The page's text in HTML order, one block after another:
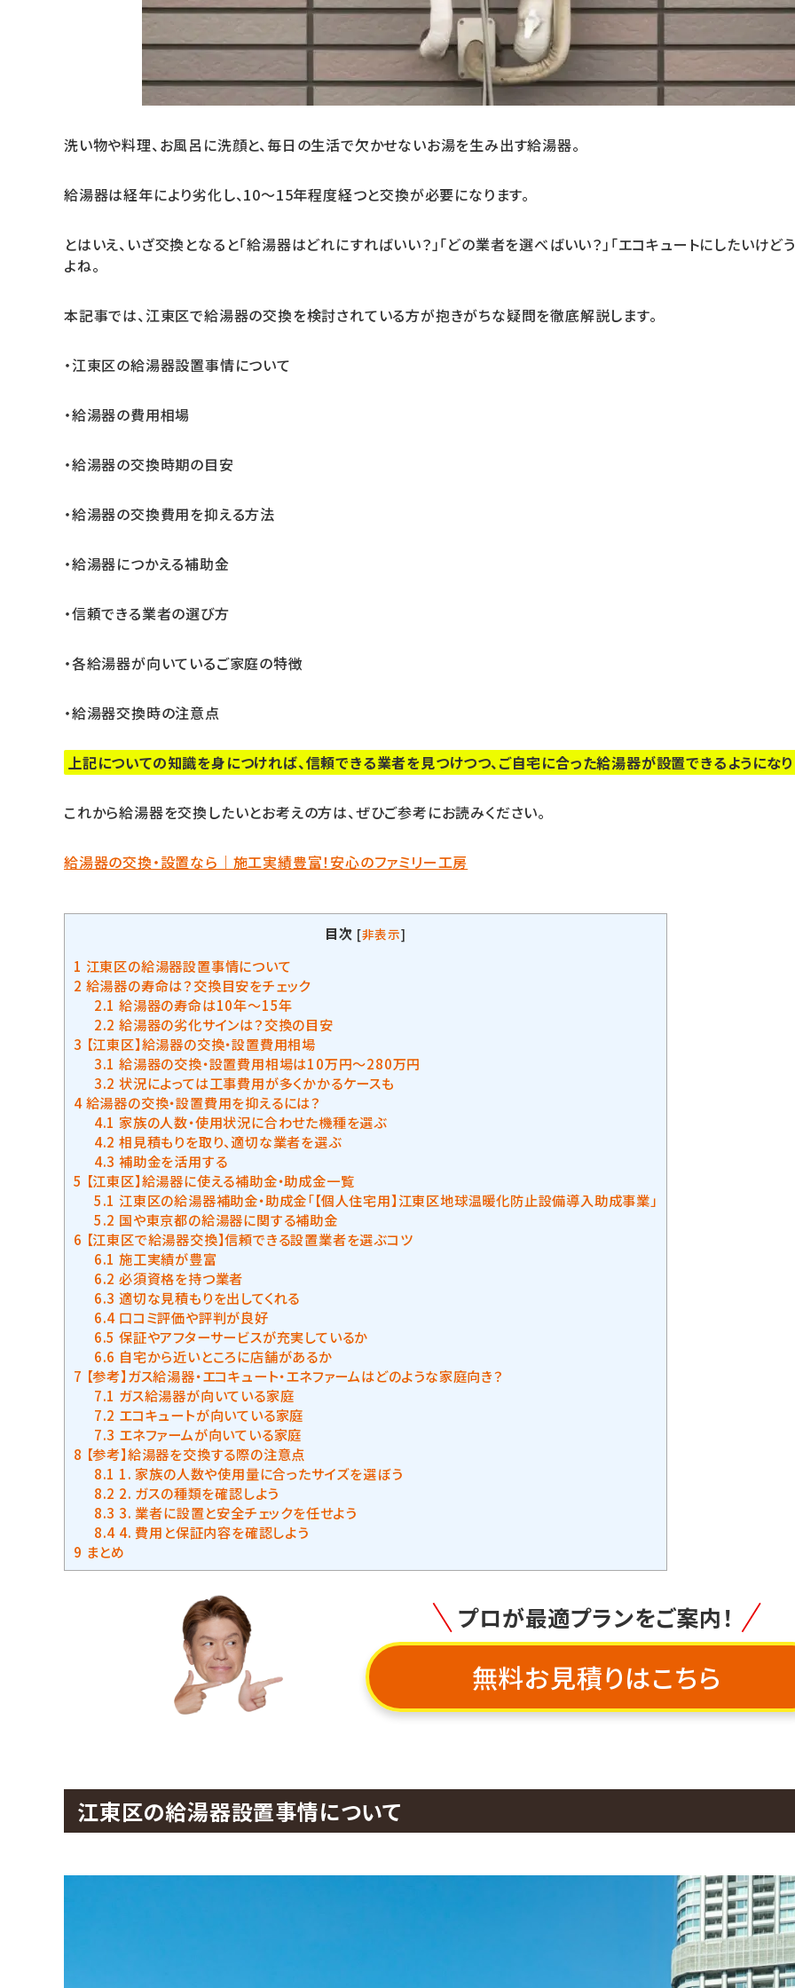
洗い物や料理、お風呂に洗顔と、毎日の生活で欠かせないお湯を生み出す給湯器。
給湯器は経年により劣化し、10〜15年程度経つと交換が必要になります。
とはいえ、いざ交換となると「給湯器はどれにすればいい？」「どの業者を選べばいい？」「エコキュートにしたいけ
よね。
本記事では、江東区で給湯器の交換を検討されている方が抱きがちな疑問を徹底解説します。
・江東区の給湯器設置事情について
・給湯器の費用相場
・給湯器の交換時期の目安
・給湯器の交換費用を抑える方法
・給湯器につかえる補助金
・信頼できる業者の選び方
・各給湯器が向いているご家庭の特徴
・給湯器交換時の注意点
上記についての知識を身につければ、信頼できる業者を見つけつつ、ご自宅に合った給湯器が設置できるようになり
これから給湯器を交換したいとお考えの方は、ぜひご参考にお読みください。
給湯器の交換・設置なら｜施工実績豊富！安心のファミリー工房
目次 [非表示]
1 江東区の給湯器設置事情について
2 給湯器の寿命は？交換目安をチェック
2.1 給湯器の寿命は10年〜15年
2.2 給湯器の劣化サインは？交換の目安
3 【江東区】給湯器の交換・設置費用相場
3.1 給湯器の交換・設置費用相場は10万円〜280万円
3.2 状況によっては工事費用が多くかかるケースも
4給湯器の交換・設置費用を抑えるには？
4.1 家族の人数・使用状況に合わせた機種を選ぶ
4.2 相見積もりを取り、適切な業者を選ぶ
4.3 補助金を活用する
5 【江東区】給湯器に使える補助金・助成金一覧
5.1 江東区の給湯器補助金・助成金「【個人住宅用】江東区地球温暖化防止設備導入助成事業」
5.2 国や東京都の給湯器に関する補助金
6 【江東区で給湯器交換】信頼できる設置業者を選ぶコツ
6.1 施工実績が豊富
6.2 必須資格を持つ業者
6.3 適切な見積もりを出してくれる
6.4 口コミ評価や評判が良好
6.5 保証やアフターサービスが充実しているか
6.6 自宅から近いところに店舗があるか
7 【参考】ガス給湯器・エコキュート・エネファームはどのような家庭向き？
7.1 ガス給湯器が向いている家庭
7.2 エコキュートが向いている家庭
7.3 エネファームが向いている家庭
8 【参考】給湯器を交換する際の注意点
8.1 1. 家族の人数や使用量に合ったサイズを選ぼう
8.2 2. ガスの種類を確認しよう
8.3 3. 業者に設置と安全チェックを任せよう
8.4 4. 費用と保証内容を確認しよう
9 まとめ
プロが最適プランをご案内！
無料お見積りはこちら
江東区の給湯器設置事情について